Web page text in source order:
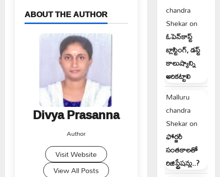
ABOUT THE AUTHOR
Divya Prasanna
Author
Visit Website
View All Posts
chandra
Shekaron
ఓపెన్‌కాస్ట్
బ్లాస్టింగ్, డస్ట్
కాలుష్యాన్ని
అరికట్టాలి
Malluru
chandra
Shekaron
ఫోర్జరీ
సంతకాలతో
రిజిస్ట్రేషన్లు..?